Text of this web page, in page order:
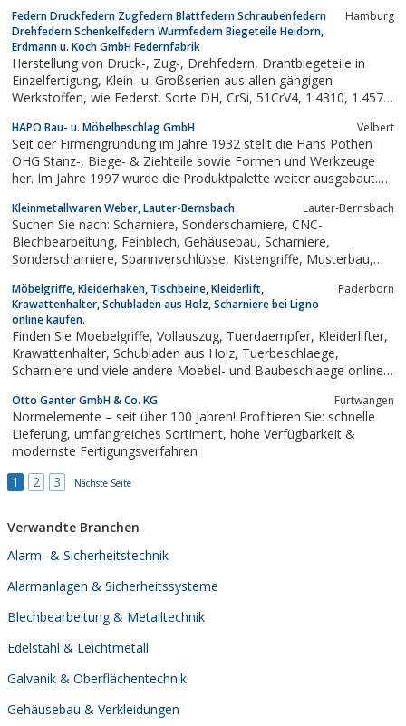
Privat und Gewerbe. Wir verkaufen Drehriegel und Schwenkhebel
aus veschiedenen Materialien....
Federn Druckfedern Zugfedern Blattfedern Schraubenfedern
Drehfedern Schenkelfedern Wurmfedern Biegeteile Heidorn,
Erdmann u. Koch GmbH Federnfabrik
Hamburg
Herstellung von Druck-, Zug-, Drehfedern, Drahtbiegeteile in
Einzelfertigung, Klein- u. Großserien aus allen gängigen
Werkstoffen, wie Federst. Sorte DH, CrSi, 51CrV4, 1.4310, 1.4571.
wie Hastelloy, Inconel, CuBe auf Anfrage.Blattfedern, Stanz-, u....
HAPO Bau- u. Möbelbeschlag GmbH Velbert
Seit der Firmengründung im Jahre 1932 stellt die Hans Pothen
OHG Stanz-, Biege- & Ziehteile sowie Formen und Werkzeuge
her. Im Jahre 1997 wurde die Produktpalette weiter ausgebaut.
und Kunststoff-Metallverbindungen hergestellt.1991 wurde die
Firma Walter de Haas...
Kleinmetallwaren Weber, Lauter-Bernsbach Lauter-Bernsbach
Suchen Sie nach: Scharniere, Sonderscharniere, CNC-
Blechbearbeitung, Feinblech, Gehäusebau, Scharniere,
Sonderscharniere, Spannverschlüsse, Kistengriffe, Musterbau,
Schwarzenberg, Zwickau
Möbelgriffe, Kleiderhaken, Tischbeine, Kleiderlift,
Krawattenhalter, Schubladen aus Holz, Scharniere bei Ligno
online kaufen.
Paderborn
Finden Sie Moebelgriffe, Vollauszug, Tuerdaempfer, Kleiderlifter,
Krawattenhalter, Schubladen aus Holz, Tuerbeschlaege,
Scharniere und viele andere Moebel- und Baubeschlaege online
Otto Ganter GmbH & Co. KG Furtwangen
Normelemente – seit über 100 Jahren! Profitieren Sie: schnelle
Lieferung, umfangreiches Sortiment, hohe Verfügbarkeit &
modernste Fertigungsverfahren
1
2 3 Nächste Seite
Verwandte Branchen
Alarm- & Sicherheitstechnik
Alarmanlagen & Sicherheitssysteme
Blechbearbeitung & Metalltechnik
Edelstahl & Leichtmetall
Galvanik & Oberflächentechnik
Gehäusebau & Verkleidungen